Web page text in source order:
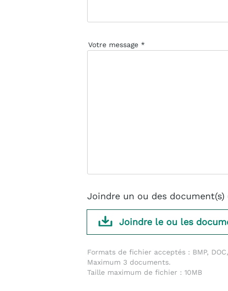
Votre message
Joindre un ou des
Joindre le ou les
Formats de fichier acceptés : BMP, DOC,
Maximum 3 documents.
Taille maximum de fichier : 10MB